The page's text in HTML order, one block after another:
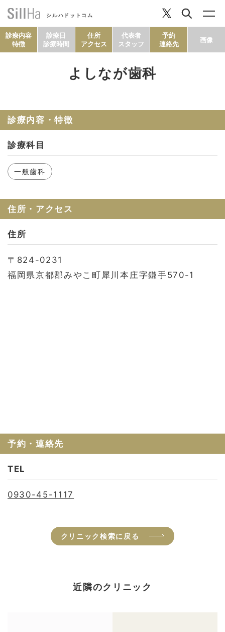
シルハドットコム
診療内容
特徴
診療日
診療時間
住所
アクセス
代表者
スタッフ
予約
連絡先
画像
よしなが歯科
診療内容・特徴
診療科目
一般歯科
住所・アクセス
住所
〒824-0231
福岡県京都郡みやこ町犀川本庄字鎌手570-1
予約・連絡先
TEL
0930-45-1117
クリニック検索に戻る
近隣のクリニック